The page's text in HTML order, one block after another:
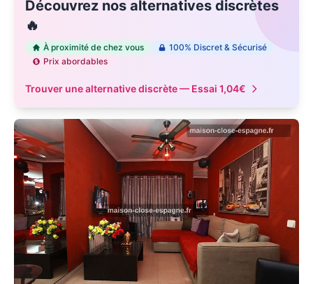
Découvrez nos alternatives discrètes
🔥
À proximité de chez vous
100% Discret & Sécurisé
Prix abordables
Trouver une alternative discrète — Essai 1,04€